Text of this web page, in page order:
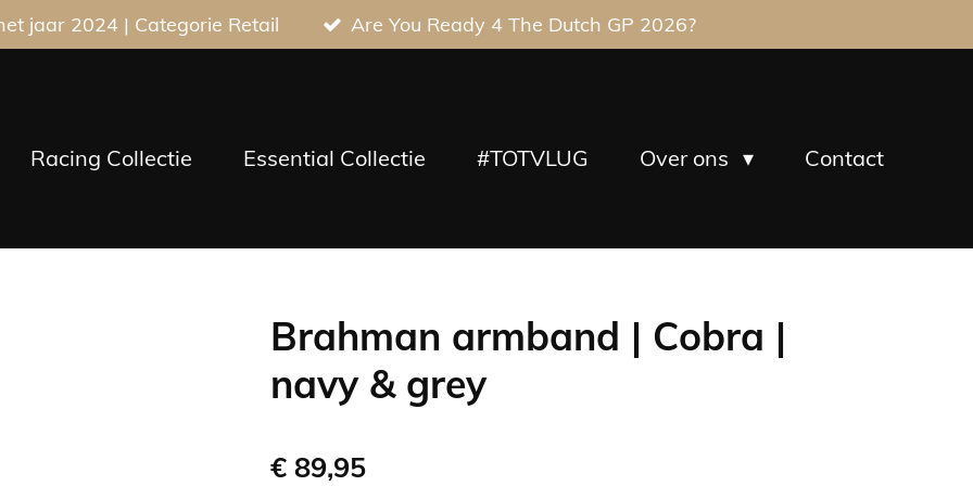
jaar 2024 | Categorie Retail Are You Ready 4 The Dutch GP 2026?
Racing Collectie Essential Collectie #TOTVLUG Over ons Contact
Brahman armband | Cobra |
navy & grey
€ 89,95